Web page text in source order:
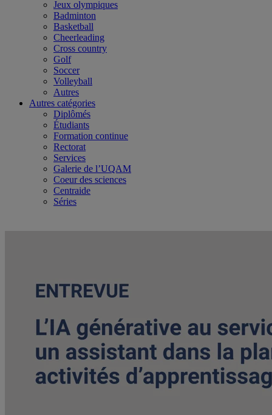
Jeux olympiques
Badminton
Basketball
Cheerleading
Cross country
Golf
Soccer
Volleyball
Autres
Autres catégories
Diplômés
Étudiants
Formation continue
Rectorat
Services
Galerie de l’UQAM
Coeur des sciences
Centraide
Séries